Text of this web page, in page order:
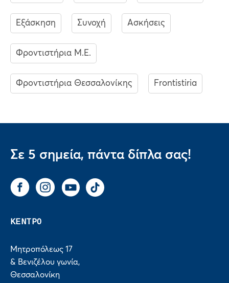
Εξάσκηση Συνοχή Ασκήσεις
Φροντιστήρια Μ.Ε.
Φροντιστήρια Θεσσαλονίκης Frontistiria
Σε 5 σημεία, πάντα δίπλα σας!
FacebookInstagram
You Tube Tik Tok
ΚΕΝΤΡΟ
Μητροπόλεως 17
& Βενιζέλου γωνία,
Θεσσαλονίκη